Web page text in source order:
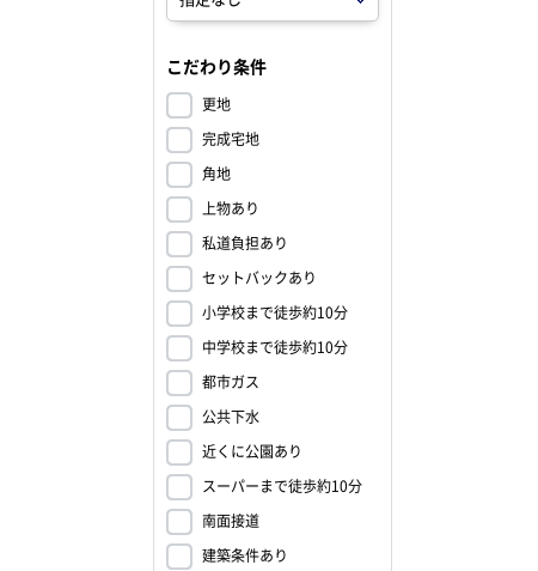
こだわり条件
更地
完成宅地
角地
上物あり
私道負担あり
セットバックあり
小学校まで徒歩約10分
中学校まで徒歩約10分
都市ガス
公共下水
近くに公園あり
スーパーまで徒歩約10分
南面接道
建築条件あり